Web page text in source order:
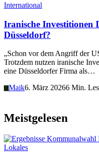
International
Iranische Investitionen
Düsseldorf?
„Schon vor dem Angriff der
Trotzdem nutzen iranische
eine Düsseldorfer Firma als…
M Maik6. März 20266 Min.
Meistgelesen
Lokales